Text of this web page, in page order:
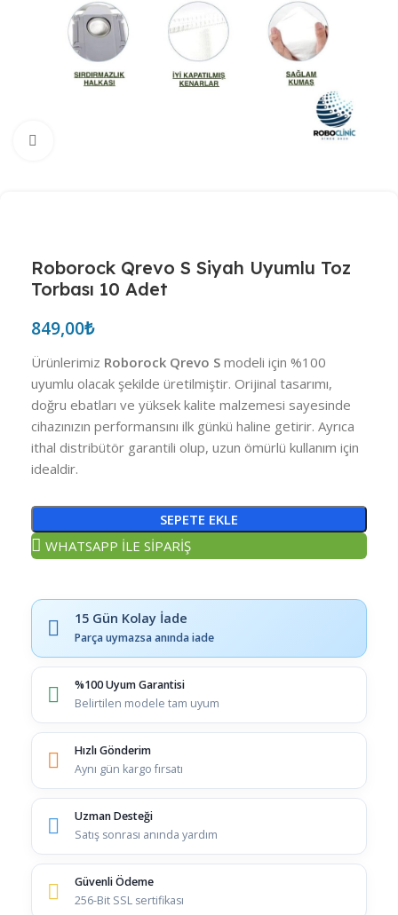
Roborock Qrevo S Siyah Uyumlu Toz
Torbası 10 Adet
849,00₺
Ürünlerimiz Roborock Qrevo S modeli için %100
uyumlu olacak şekilde üretilmiştir. Orijinal tasarımı,
doğru ebatları ve yüksek kalite malzemesi sayesinde
cihazınızın performansını ilk günkü haline getirir. Ayrıca
ithal distribütör garantili olup, uzun ömürlü kullanım için
idealdir.
SEPETE EKLE
WHATSAPP İLE SİPARİŞ
15 Gün Kolay İade
Parça uymazsa anında iade
%100 Uyum Garantisi
Belirtilen modele tam uyum
Hızlı Gönderim
Aynı gün kargo fırsatı
Uzman Desteği
Satış sonrası anında yardım
Güvenli Ödeme
256-Bit SSL sertifikası